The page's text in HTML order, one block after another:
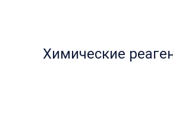
Химические